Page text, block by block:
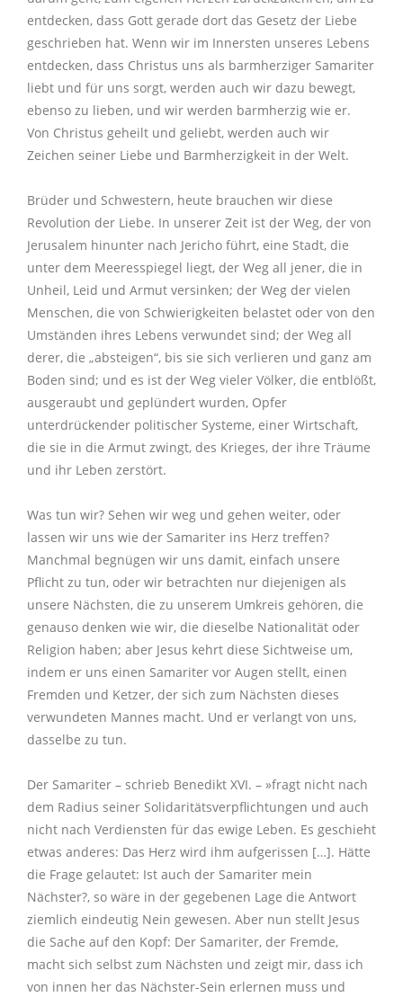
entdecken, dass Gott gerade dort das Gesetz der Liebe
geschrieben hat. Wenn wir im Innersten unseres Lebens
entdecken, dass Christus uns als barmherziger Samariter
liebt und für uns sorgt, werden auch wir dazu bewegt,
ebenso zu lieben, und wir werden barmherzig wie er.
Von Christus geheilt und geliebt, werden auch wir
Zeichen seiner Liebe und Barmherzigkeit in der Welt.
Brüder und Schwestern, heute brauchen wir diese
Revolution der Liebe. In unserer Zeit ist der Weg, der von
Jerusalem hinunter nach Jericho führt, eine Stadt, die
unter dem Meeresspiegel liegt, der Weg all jener, die in
Unheil, Leid und Armut versinken; der Weg der vielen
Menschen, die von Schwierigkeiten belastet oder von den
Umständen ihres Lebens verwundet sind; der Weg all
derer, die „absteigen“, bis sie sich verlieren und ganz am
Boden sind; und es ist der Weg vieler Völker, die entblößt,
ausgeraubt und geplündert wurden, Opfer
unterdrückender politischer Systeme, einer Wirtschaft,
die sie in die Armut zwingt, des Krieges, der ihre Träume
und ihr Leben zerstört.
Was tun wir? Sehen wir weg und gehen weiter, oder
lassen wir uns wie der Samariter ins Herz treffen?
Manchmal begnügen wir uns damit, einfach unsere
Pflicht zu tun, oder wir betrachten nur diejenigen als
unsere Nächsten, die zu unserem Umkreis gehören, die
genauso denken wie wir, die dieselbe Nationalität oder
Religion haben; aber Jesus kehrt diese Sichtweise um,
indem er uns einen Samariter vor Augen stellt, einen
Fremden und Ketzer, der sich zum Nächsten dieses
verwundeten Mannes macht. Und er verlangt von uns,
dasselbe zu tun.
Der Samariter – schrieb Benedikt XVI. – »fragt nicht nach
dem Radius seiner Solidaritätsverpflichtungen und auch
nicht nach Verdiensten für das ewige Leben. Es geschieht
etwas anderes: Das Herz wird ihm aufgerissen […]. Hätte
die Frage gelautet: Ist auch der Samariter mein
Nächster?, so wäre in der gegebenen Lage die Antwort
ziemlich eindeutig Nein gewesen. Aber nun stellt Jesus
die Sache auf den Kopf: Der Samariter, der Fremde,
macht sich selbst zum Nächsten und zeigt mir, dass ich
von innen her das Nächster-Sein erlernen muss und